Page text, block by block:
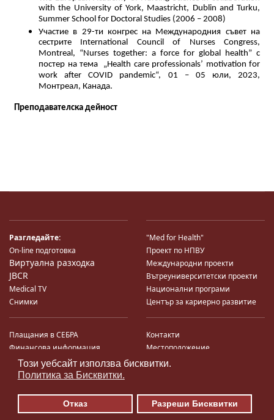
Този уебсайт използва бисквитки.
Политика за Бисквитки.
Отказ Разреши Бисквитки
Разгледайте:
On-line подготовка
Виртуална разходка
JBCR
Medical TV
Снимки
"Med for Health"
Проект по НПВУ
Международни проекти
Вътреуниверситетски проекти
Национални програми
Център за кариерно развитие
Плащания в СЕБРА
Финансова информация
Система за финансово упр-е и
контрол
Търгове по ЗДС
Контакти
Местоположение
Карта на сайта